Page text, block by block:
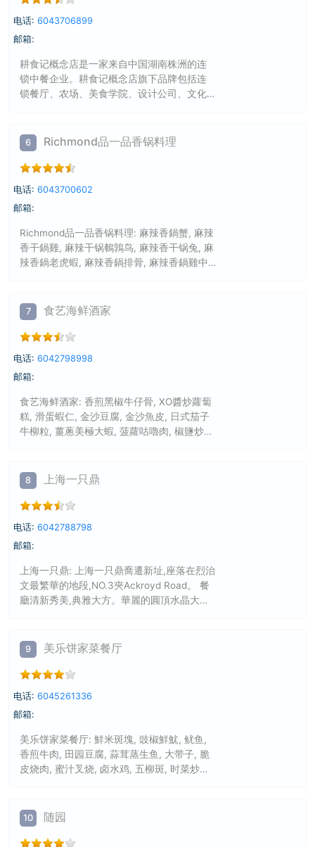
电话: 6043706899
邮箱:
耕食记概念店是一家来自中国湖南株洲的连
锁中餐企业。耕食记概念店旗下品牌包括连
锁餐厅、农场、美食学院、设计公司、文化
我们在加拿大的第一家概念店。我们拥有超
过22年的传统东方烹饪经验。以世界级食材
为原料，打造东方风味的美食。Branden以传
的解读方式。拓展潜能，激发味蕾。
6 Richmond品一品香锅料理
电话: 6043700602
邮箱:
Richmond品一品香锅料理: 麻辣香鍋蟹, 麻辣
香干鍋雞, 麻辣干锅鵪鶉鸟, 麻辣香干锅兔, 麻
辣香鍋老虎蝦, 麻辣香鍋排骨, 麻辣香鍋雞中
麵, 品一品麻辣手工卷, 豆漿, 加多寶, 可樂, 雪
碧, 自製凍檸檬, 綠豆湯(冰), 北冰洋, 酸梅湯,
冰红茶, 水蜜桃汁, 鮮榨西瓜汁, 二鍋頭
7 食艺海鲜酒家
电话: 6042798998
邮箱:
食艺海鲜酒家: 香煎黑椒牛仔骨, XO醬炒蘿蔔
糕, 滑蛋蝦仁, 金沙豆腐, 金沙魚皮, 日式茄子
牛柳粒, 薑蔥美極大蝦, 菠蘿咕嚕肉, 椒鹽炒齡
撈麵, 海皇炒飯, 豬候牛筋腩撈麵, 乾炒牛河,
味菜涼瓜蝦球炒米粉, 海皇炒麵, XO醬臘味炒
鮮年糕, 海皇炆伊麵.
8 上海一只鼎
电话: 6042788798
邮箱:
上海一只鼎: 上海一只鼎喬遷新址,座落在烈治
文最繁華的地段,NO.3夾Ackroyd Road。 餐
廳清新秀美,典雅大方。華麗的圓頂水晶大吊
身於上海本土。 比優雅的環境更吸引顧客的
是,餐廳推出的道道美味佳肴。餐廳在行政總
廚倪師父的帶領下菜肴以上海菜為主,及江浙
點外,還不斷創新,菜品追求色、香、味俱全。
菜單上有508種的菜品,道道菜品都是經由名
師的精心設計。
9 美乐饼家菜餐厅
电话: 6045261336
邮箱:
美乐饼家菜餐厅: 鮮米斑塊, 豉椒鮮魷, 鱿鱼,
香煎牛肉, 田园豆腐, 蒜茸蒸生鱼, 大带子, 脆
皮烧肉, 蜜汁叉烧, 卤水鸡, 五柳斑, 时菜炒豆,
辣小龙虾, 港式腊味饭, 牛腩煲, 海鲜豆腐煲,
组合烧味饭
10 随园